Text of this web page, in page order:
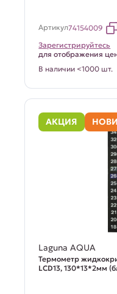
Артикул74154009
Зарегистрируйтесь
для отображения
В наличии <1000 шт.
АКЦИЯ
Laguna AQUA
Термометр
LCD13, 130*13*2мм